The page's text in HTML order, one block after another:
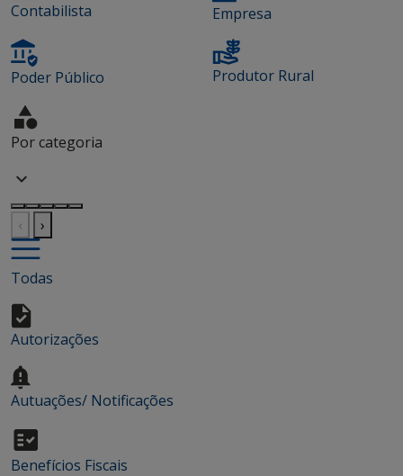
Contabilista Empresa
Poder Público Produtor Rural
Por categoria
‹ ›
Todas
Autorizações
Autuações/ Notificações
Benefícios Fiscais